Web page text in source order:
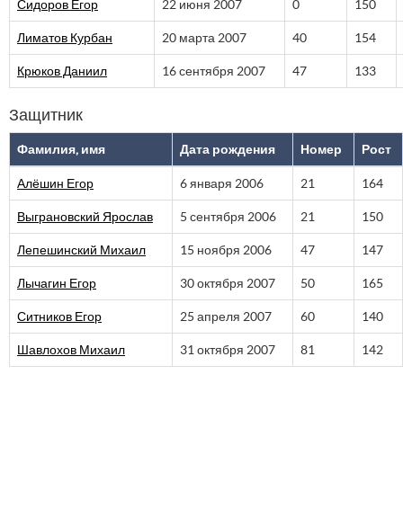
Сидоров Егор 22 июня 2007 0 150
Лиматов Курбан 20 марта 2007 40 154
Крюков Даниил 16 сентября 2007 47 133
Защитник
Фамилия, имя Дата рождения Номер Рост
Алёшин Егор 6 января 2006 21 164
Выграновский Ярослав 5 сентября 2006 21 150
Лепешинский Михаил 15 ноября 2006 47 147
Лычагин Егор 30 октября 2007 50 165
Ситников Егор 25 апреля 2007 60 140
Шавлохов Михаил 31 октября 2007 81 142